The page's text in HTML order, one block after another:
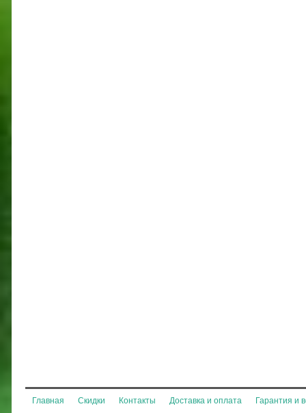
Главная Скидки Контакты Доставка и оплата Гарантия и